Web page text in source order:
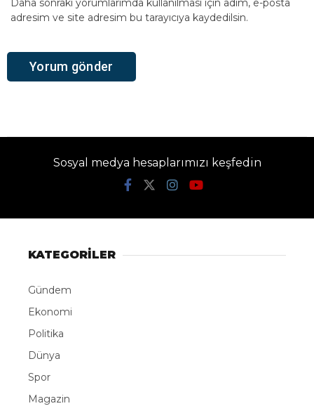
Daha sonraki yorumlarımda kullanılması için adım, e-posta
adresim ve site adresim bu tarayıcıya kaydedilsin.
Sosyal medya hesaplarımızı keşfedin
KATEGORİLER
Gündem
Ekonomi
Politika
Dünya
Spor
Magazin